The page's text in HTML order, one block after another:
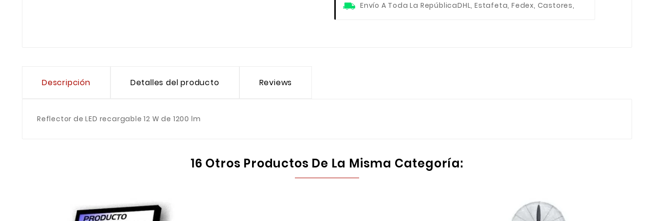
Envío A Toda La RepúblicaDHL, Estafeta, Fedex, Castores,
Descripción Detalles del producto Reviews
Reflector de LED recargable 12 W de 1200 lm
16 Otros Productos De La Misma Categoría: